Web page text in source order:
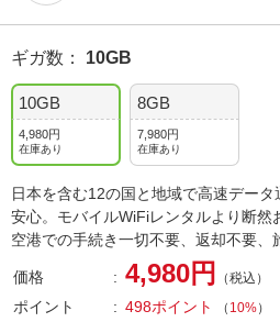
ギガ数 ： 10GB
10GB
4,980円
在庫あり
8GB
7,980円
在庫あり
日本を含む12の国と地域で高速デー
安心。モバイルWiFiレンタルより断然
空港での手続き一切不要、返却不要
価格 4,980円 （税込）
ポイント 498ポイント （ 10%）